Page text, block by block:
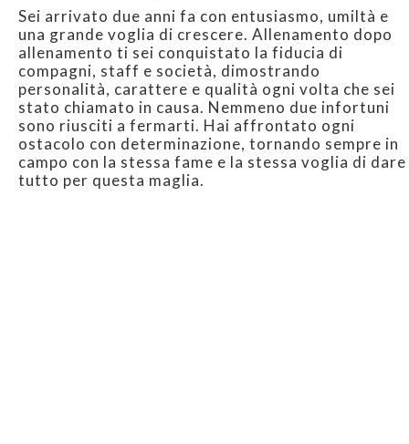
Sei arrivato due anni fa con entusiasmo, umiltà e
una grande voglia di crescere. Allenamento dopo
allenamento ti sei conquistato la fiducia di
compagni, staff e società, dimostrando
personalità, carattere e qualità ogni volta che sei
stato chiamato in causa. Nemmeno due infortuni
sono riusciti a fermarti. Hai affrontato ogni
ostacolo con determinazione, tornando sempre in
campo con la stessa fame e la stessa voglia di dare
tutto per questa maglia.